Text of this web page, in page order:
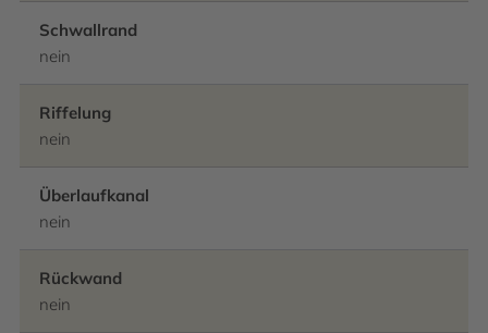
Schwallrand
nein
Riffelung
nein
Überlaufkanal
nein
Rückwand
nein